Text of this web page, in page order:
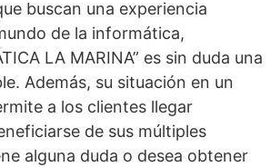
buscan una experiencia
de la informática,
LA MARINA” es sin duda una
Además, su situación en un
a los clientes llegar
de sus múltiples
alguna duda o desea obtener